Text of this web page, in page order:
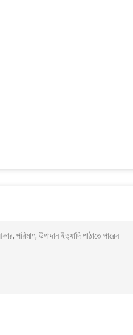
পরিমাণ, উপাদান ইত্যাদি পাঠাতে পারেন